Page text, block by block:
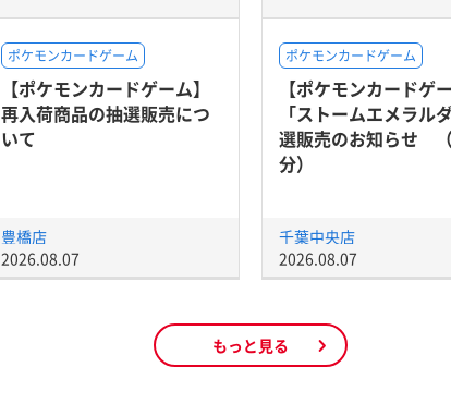
ポケモンカードゲーム
【ポケモンカードゲーム】
再入荷商品の抽選販売につ
いて
豊橋店
2026.08.07
ポケモンカードゲーム
【ポケモンカードゲー
「ストームエメラル
選販売のお知らせ
分）
千葉中央店
2026.08.07
もっと見る